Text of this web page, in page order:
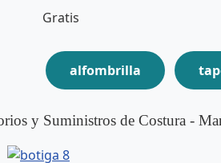
Gratis
alfombrilla
y Suministros de Costura -